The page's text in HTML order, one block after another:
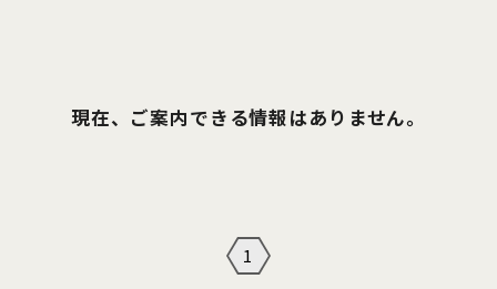
現在、ご案内できる情報はありません。
1